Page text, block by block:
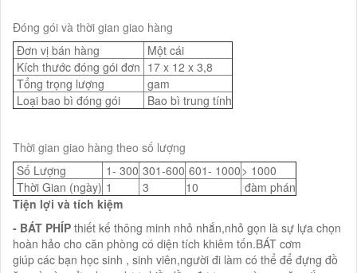
Đóng gói và thời gian giao hàng
Đơn vị bán hàng
Một cái
Kích thước đóng gói đơn 17 x 12 x 3,8
Tổng trọng lượng
gam
Loại bao bì đóng gói
Bao bì trung tính
Thời gian giao hàng theo số lượng
Số Lượng
1- 300 301-600 601- 1000> 1000
Thời Gian (ngày) 1 3 10
đàm phán
Tiện lợi và tích kiệm
- BÁT PHÍP thiết kế thông minh nhỏ nhắn,nhỏ gọn là sự lựa chọn
hoàn hảo cho căn phòng có diện tích khiêm tốn.BÁT cơm
giúp các bạn học sinh , sinh viên,người đi làm có thể để đựng đồ